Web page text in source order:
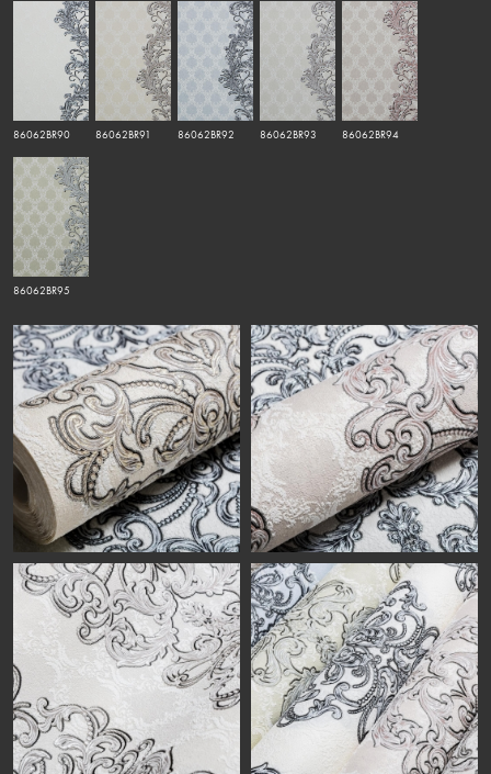
86062BR90 86062BR91 86062BR92 86062BR93 86062BR94
86062BR95